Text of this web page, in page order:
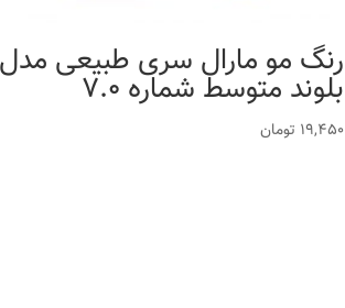
رنگ مو مارال سری طبیعی مدل
بلوند متوسط شماره 7.0
19,450 تومان